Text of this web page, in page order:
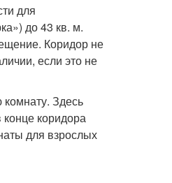
для
до 43 кв. м.
Коридор не
если это не
Здесь
конце коридора
для взрослых